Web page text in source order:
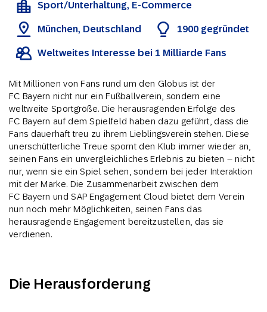
Sport/Unterhaltung, E-Commerce
München, Deutschland 1900 gegründet
Weltweites Interesse bei 1 Milliarde Fans
Mit Millionen von Fans rund um den Globus ist der
FC Bayern nicht nur ein Fußballverein, sondern eine
weltweite Sportgröße. Die herausragenden Erfolge des
FC Bayern auf dem Spielfeld haben dazu geführt, dass die
Fans dauerhaft treu zu ihrem Lieblingsverein stehen. Diese
unerschütterliche Treue spornt den Klub immer wieder an,
seinen Fans ein unvergleichliches Erlebnis zu bieten – nicht
nur, wenn sie ein Spiel sehen, sondern bei jeder Interaktion
mit der Marke. Die Zusammenarbeit zwischen dem
FC Bayern und SAP Engagement Cloud bietet dem Verein
nun noch mehr Möglichkeiten, seinen Fans das
herausragende Engagement bereitzustellen, das sie
verdienen.
Die Herausforderung